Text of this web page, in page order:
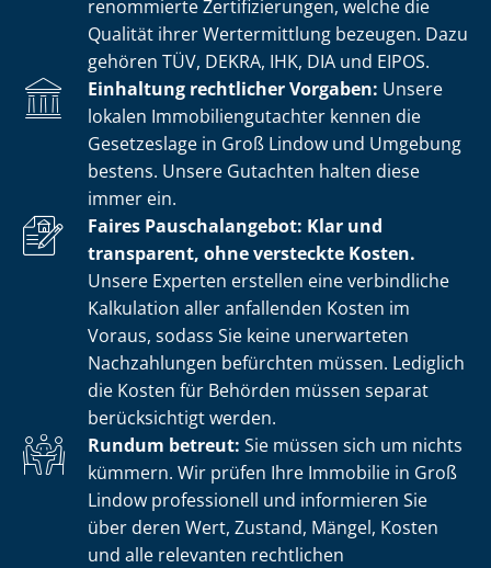
renommierte Zer­ti­fi­zie­run­gen, welche die
Qualität ihrer Wertermittlung bezeugen. Dazu
gehören TÜV, DEKRA, IHK, DIA und EIPOS.
Einhaltung rechtlicher Vorgaben: Unsere
lokalen Im­mo­bi­li­en­gut­ach­ter kennen die
Gesetzeslage in Groß Lindow und Umgebung
bestens. Unsere Gutachten halten diese
immer ein.
Faires Pauschalangebot: Klar und
transparent, ohne versteckte Kosten.
Unsere Experten erstellen eine verbindliche
Kalkulation aller anfallenden Kosten im
Voraus, sodass Sie keine unerwarteten
Nachzahlungen befürchten müssen. Lediglich
die Kosten für Behörden müssen separat
berücksichtigt werden.
Rundum betreut: Sie müssen sich um nichts
kümmern. Wir prüfen Ihre Immobilie in Groß
Lindow professionell und informieren Sie
über deren Wert, Zustand, Mängel, Kosten
und alle relevanten rechtlichen